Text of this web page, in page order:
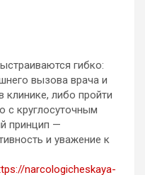
гибко:
вызова врача и
клинике, либо пройти
с круглосуточным
принцип —
и уважение к
narcologicheskaya-